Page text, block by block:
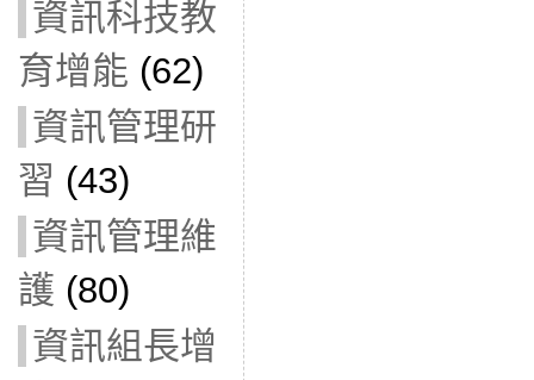
資訊科技教
育增能 (62)
資訊管理研
習 (43)
資訊管理維
護 (80)
資訊組長增